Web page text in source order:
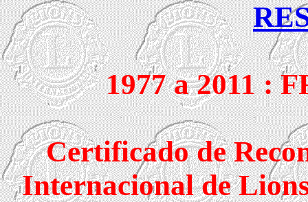
1977 a 2011 :
Certificado de
Internacional de